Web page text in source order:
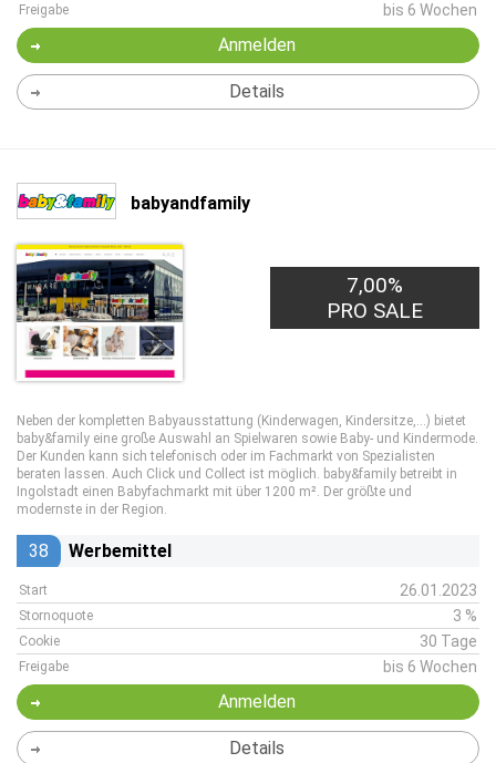
Freigabe bis 6 Wochen
Anmelden
Details
babyandfamily
7,00%
PRO SALE
Neben der kompletten Babyausstattung (Kinderwagen, Kindersitze,...) bietet
baby&family eine große Auswahl an Spielwaren sowie Baby- und Kindermode.
Der Kunden kann sich telefonisch oder im Fachmarkt von Spezialisten
beraten lassen. Auch Click und Collect ist möglich. baby&family betreibt in
Ingolstadt einen Babyfachmarkt mit über 1200 m². Der größte und
modernste in der Region.
38 Werbemittel
Start 26.01.2023
Stornoquote 3 %
Cookie 30 Tage
Freigabe bis 6 Wochen
Anmelden
Details